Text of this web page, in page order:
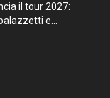
il tour 2027:
e...